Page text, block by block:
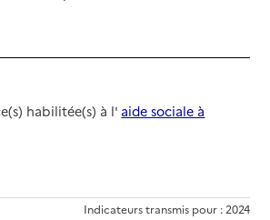
habilitée(s) à l' aide sociale à
Indicateurs transmis pour : 2024